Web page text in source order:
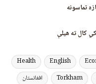
تماسونه
کال ته هیلې
English
Health
Torkham
افغانستان